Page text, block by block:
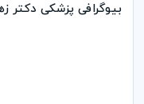
بیوگرافی پزشکی دکتر